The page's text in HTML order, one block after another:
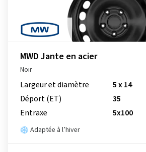
MWD Jante en acier
Noir
Largeur et diamètre
5 x 14
Déport (ET)
35
Entraxe
5x100
Adaptée à l’hiver